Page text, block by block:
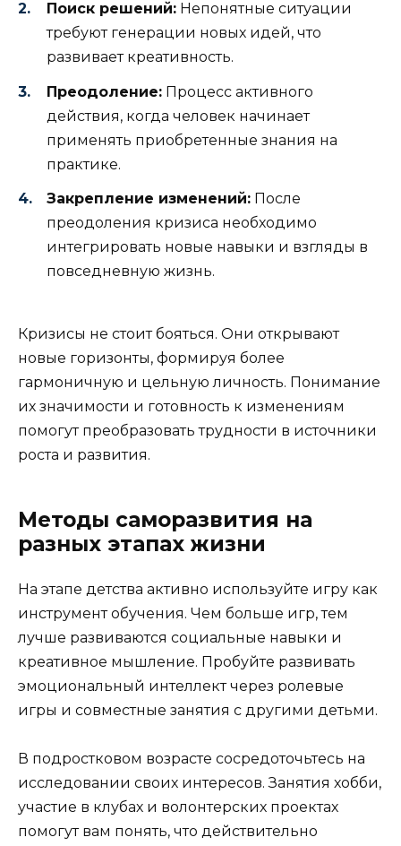
Поиск решений: Непонятные ситуации
требуют генерации новых идей, что
развивает креативность.
Преодоление: Процесс активного
действия, когда человек начинает
применять приобретенные знания на
практике.
Закрепление изменений: После
преодоления кризиса необходимо
интегрировать новые навыки и взгляды в
повседневную жизнь.
Кризисы не стоит бояться. Они открывают
новые горизонты, формируя более
гармоничную и цельную личность. Понимание
их значимости и готовность к изменениям
помогут преобразовать трудности в источники
роста и развития.
Методы саморазвития на
разных этапах жизни
На этапе детства активно используйте игру как
инструмент обучения. Чем больше игр, тем
лучше развиваются социальные навыки и
креативное мышление. Пробуйте развивать
эмоциональный интеллект через ролевые
игры и совместные занятия с другими детьми.
В подростковом возрасте сосредоточьтесь на
исследовании своих интересов. Занятия хобби,
участие в клубах и волонтерских проектах
помогут вам понять, что действительно